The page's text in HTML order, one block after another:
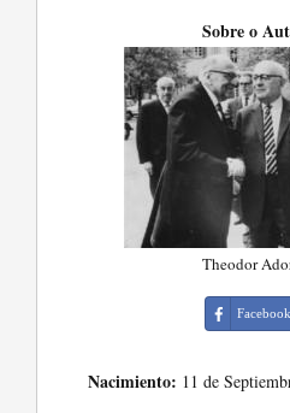
Sobre o
Theodor
Facebook
Nacimiento: 11 de